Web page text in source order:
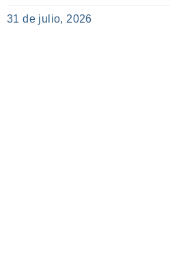
31 de julio, 2026